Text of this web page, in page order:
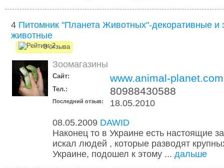
4 Питомник "Планета Животных"-декоративные и
животные
3 отзыва
Зоомагазины
Сайт: www.animal-
Тел.: 80988430588
Последний отзыв:
18.05.2010
08.05.2009 DAWID
Наконец то в Украине есть настоящие
искал людей , которые разводят
Украине, подошел к этому ... дальше